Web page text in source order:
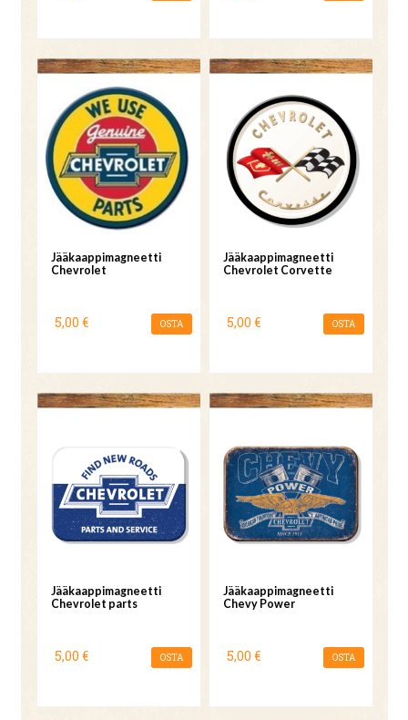
Jääkaappimagneetti
Chevrolet
5,00 € OSTA
Jääkaappimagneetti
Chevrolet Corvette
5,00 € OSTA
Jääkaappimagneetti
Chevrolet parts
5,00 € OSTA
Jääkaappimagneetti
Chevy Power
5,00 € OSTA